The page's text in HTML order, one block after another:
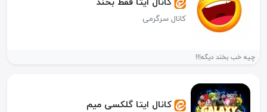
کانال سرگرمی
چیه خب بخند دیگه!!!
کانال ایتا گلکسی میم